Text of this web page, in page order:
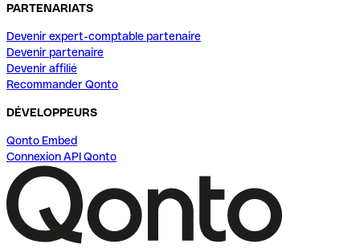
PARTENARIATS
Devenir expert-comptable partenaire
Devenir partenaire
Devenir affilié
Recommander Qonto
DÉVELOPPEURS
Qonto Embed
Connexion API Qonto